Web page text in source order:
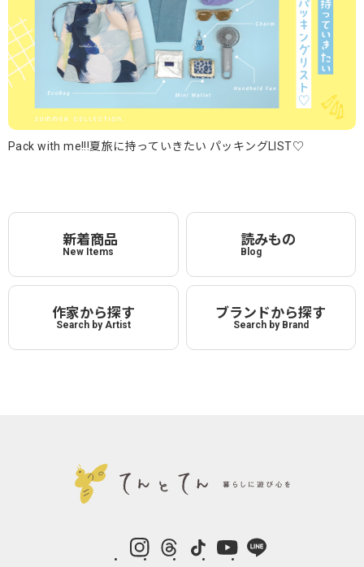
Pack with me!!!夏旅に持っていきたい パッキングLIST♡
新着商品
New Items
読みもの
Blog
作家から探す
Search by Artist
ブランドから探す
Search by Brand
instagramThreads LINE